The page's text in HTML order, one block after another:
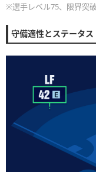
※選手レベル75、限界突
守備適性とステータ